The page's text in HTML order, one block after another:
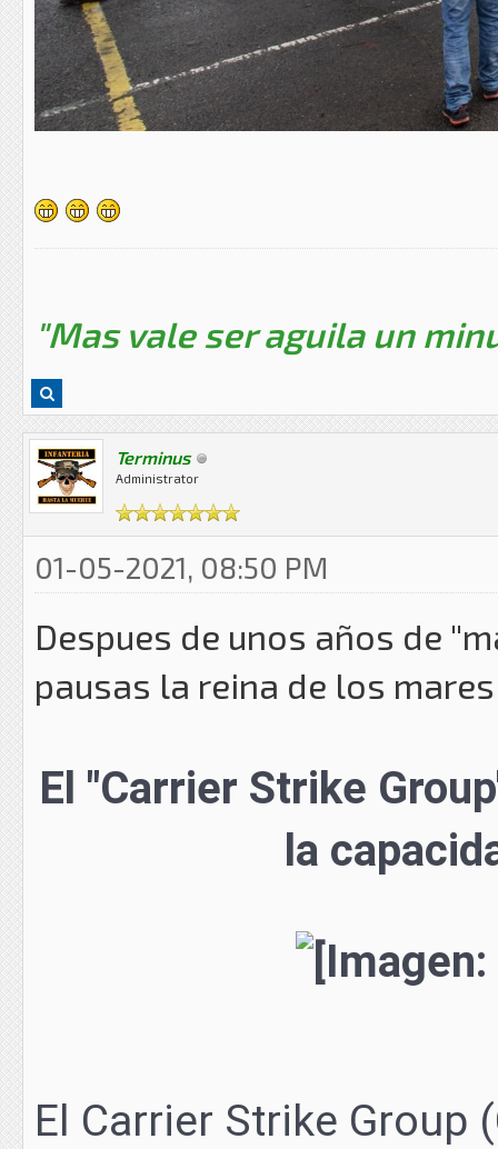
"Mas vale ser aguila un
Terminus
Administrator
01-05-2021, 08:50 PM
Despues de unos años de
pausas la reina de los mares
El "Carrier Strike
la
El Carrier Strike Group